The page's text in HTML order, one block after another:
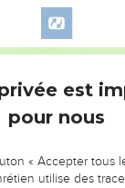
des hauts
sur toutes
des nations que
d'Israël.
contre
est
pour nous
« Accepter tous
utilise des